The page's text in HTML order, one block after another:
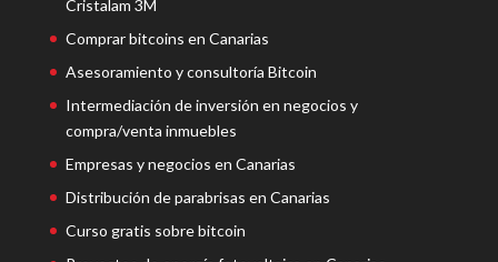
Cristalam 3M
Comprar bitcoins en Canarias
Asesoramiento y consultoría Bitcoin
Intermediación de inversión en negocios y
compra/venta inmuebles
Empresas y negocios en Canarias
Distribución de parabrisas en Canarias
Curso gratis sobre bitcoin